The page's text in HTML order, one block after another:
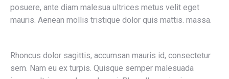
posuere, ante diam malesua ultrices metus velit eget
mauris. Aenean mollis tristique dolor quis mattis. massa.
Rhoncus dolor sagittis, accumsan mauris id, consectetur
sem. Nam eu ex turpis. Quisque semper malesuada